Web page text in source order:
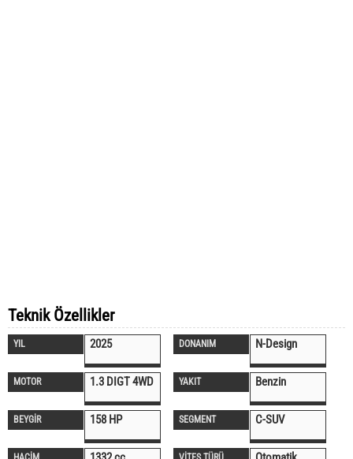
Teknik Özellikler
YIL 2025 DONANIM N-Design
MOTOR 1.3 DIGT 4WD YAKIT Benzin
BEYGİR 158 HP SEGMENT C-SUV